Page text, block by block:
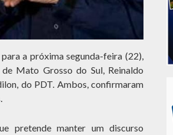
a próxima segunda-feira (22),
Mato Grosso do Sul, Reinaldo
do PDT. Ambos, confirmaram
pretende manter um discurso